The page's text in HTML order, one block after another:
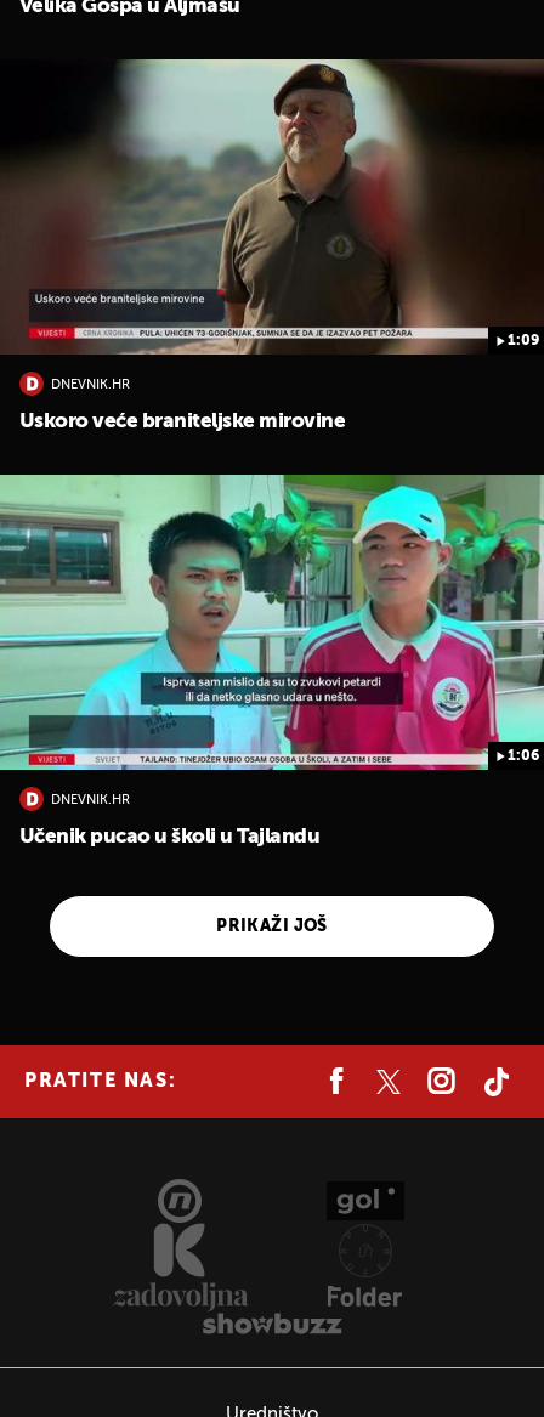
Velika Gospa u Aljmašu
1:09
DNEVNIK.HR
Uskoro veće braniteljske mirovine
1:06
DNEVNIK.HR
Učenik pucao u školi u Tajlandu
PRIKAŽI JOŠ
PRATITE NAS: